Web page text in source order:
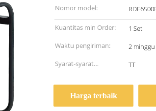
Nomor model:
Kuantitas min Order:
1 Set
Waktu pengiriman:
2 minggu
Syarat-syarat
TT
Harga terbaik